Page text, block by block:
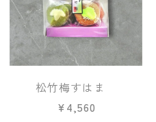
松竹梅すはま
¥4,560